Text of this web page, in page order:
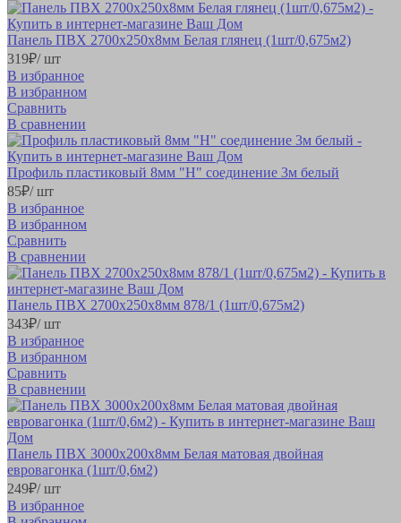
Панель ПВХ 2700х250х8мм Белая глянец (1шт/0,675м2)
319₽/ шт
В избранное
В избранном
Сравнить
В сравнении
Профиль пластиковый 8мм "Н" соединение 3м белый
85₽/ шт
В избранное
В избранном
Сравнить
В сравнении
Панель ПВХ 2700х250х8мм 878/1 (1шт/0,675м2)
343₽/ шт
В избранное
В избранном
Сравнить
В сравнении
Панель ПВХ 3000х200х8мм Белая матовая двойная
евровагонка (1шт/0,6м2)
249₽/ шт
В избранное